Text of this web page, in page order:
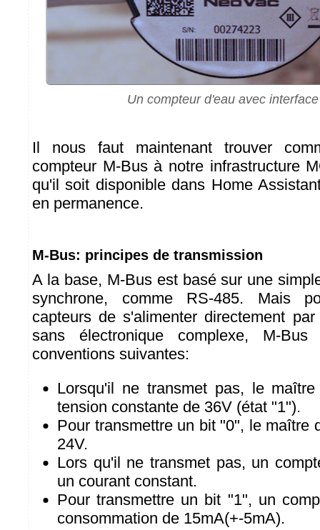
Un compteur d'eau avec
Il nous faut maintenant trouver
compteur M-Bus à notre infrastructure
qu'il soit disponible dans Home
en permanence.
M-Bus: principes de transmission
A la base, M-Bus est basé sur une
synchrone, comme RS-485. Mais
capteurs de s'alimenter directement
sans électronique complexe, M-
conventions suivantes:
Lorsqu'il ne transmet pas, le
tension constante de 36V (état "1").
Pour transmettre un bit "0", le maître
24V.
Lors qu'il ne transmet pas, un
un courant constant.
Pour transmettre un bit "1", un
consommation de 15mA(+-5mA).